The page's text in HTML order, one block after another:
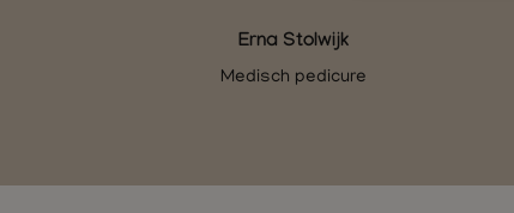
Erna Stolwijk
Medisch pedicure